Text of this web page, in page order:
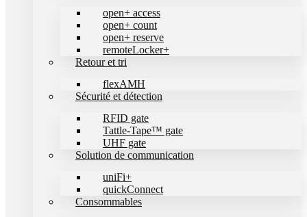
open+ access
open+ count
open+ reserve
remoteLocker+
Retour et tri
flexAMH
Sécurité et détection
RFID gate
Tattle-Tape™ gate
UHF gate
Solution de communication
uniFi+
quickConnect
Consommables